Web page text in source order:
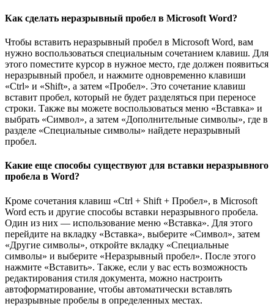
Как сделать неразрывный пробел в Microsoft Word?
Чтобы вставить неразрывный пробел в Microsoft Word, вам
нужно воспользоваться специальным сочетанием клавиш. Для
этого поместите курсор в нужное место, где должен появиться
неразрывный пробел, и нажмите одновременно клавиши
«Ctrl» и «Shift», а затем «Пробел». Это сочетание клавиш
вставит пробел, который не будет разделяться при переносе
строки. Также вы можете воспользоваться меню «Вставка» и
выбрать «Символ», а затем «Дополнительные символы», где в
разделе «Специальные символы» найдете неразрывный
пробел.
Какие еще способы существуют для вставки неразрывного
пробела в Word?
Кроме сочетания клавиш «Ctrl + Shift + Пробел», в Microsoft
Word есть и другие способы вставки неразрывного пробела.
Один из них — использование меню «Вставка». Для этого
перейдите на вкладку «Вставка», выберите «Символ», затем
«Другие символы», откройте вкладку «Специальные
символы» и выберите «Неразрывный пробел». После этого
нажмите «Вставить». Также, если у вас есть возможность
редактирования стиля документа, можно настроить
автоформатирование, чтобы автоматически вставлять
неразрывные пробелы в определенных местах.